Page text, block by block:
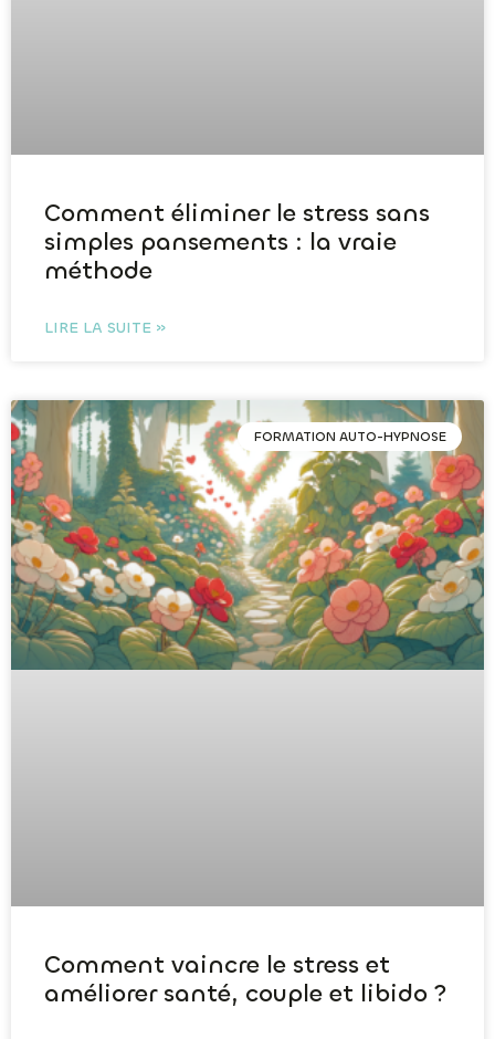
Comment éliminer le stress sans
simples pansements : la vraie
méthode
LIRE LA SUITE »
FORMATION AUTO-HYPNOSE
Comment vaincre le stress et
améliorer santé, couple et libido ?